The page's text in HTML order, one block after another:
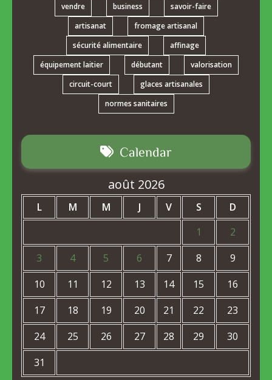
vendre
business
savoir-faire
artisanat
fromage artisanal
sécurité alimentaire
affinage
équipement laitier
débutant
valorisation
circuit-court
glaces artisanales
normes sanitaires
Calendar
août 2026
L M M J V S
D
1
2
3
4 5 6 7 8
9
10
11 12 13 14 15
16
17
18 19 20 21 22
23
24
25 26 27 28 29
30
31